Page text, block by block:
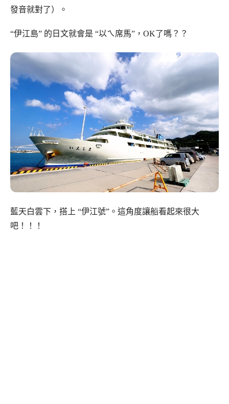
發音就對了）。
“伊江島” 的日文就會是 “以ㄟ席馬”，OK了嗎？？
藍天白雲下，搭上 “伊江號”。這角度讓船看起來很大
吧！！！